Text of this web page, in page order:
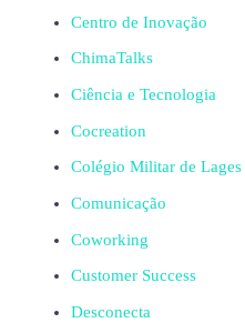
Centro de Inovação
ChimaTalks
Ciência e Tecnologia
Cocreation
Colégio Militar de Lages
Comunicação
Coworking
Customer Success
Desconecta